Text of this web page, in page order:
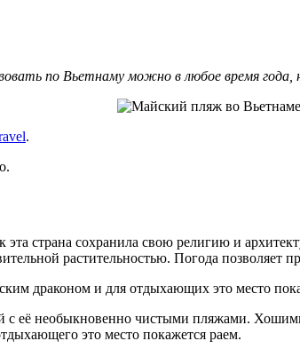
по Вьетнаму можно в любое время
.
страна сохранила свою религию и
растительностью. Погода позволяет
драконом и для отдыхающих это место
её необыкновенно чистыми пляжами.
это место покажется раем.